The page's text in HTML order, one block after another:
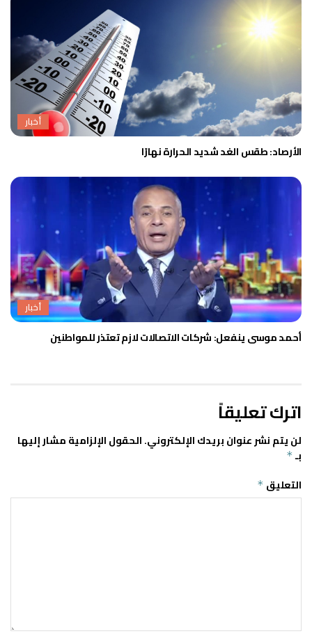
أخبار
الأرصاد: طقس الغد شديد الحرارة نهارًا
أخبار
أحمد موسى ينفعل: شركات الاتصالات لازم تعتذر للمواطنين
اترك تعليقاً
لن يتم نشر عنوان بريدك الإلكتروني.الحقول الإلزامية مشار إليها
بـ *
التعليق *